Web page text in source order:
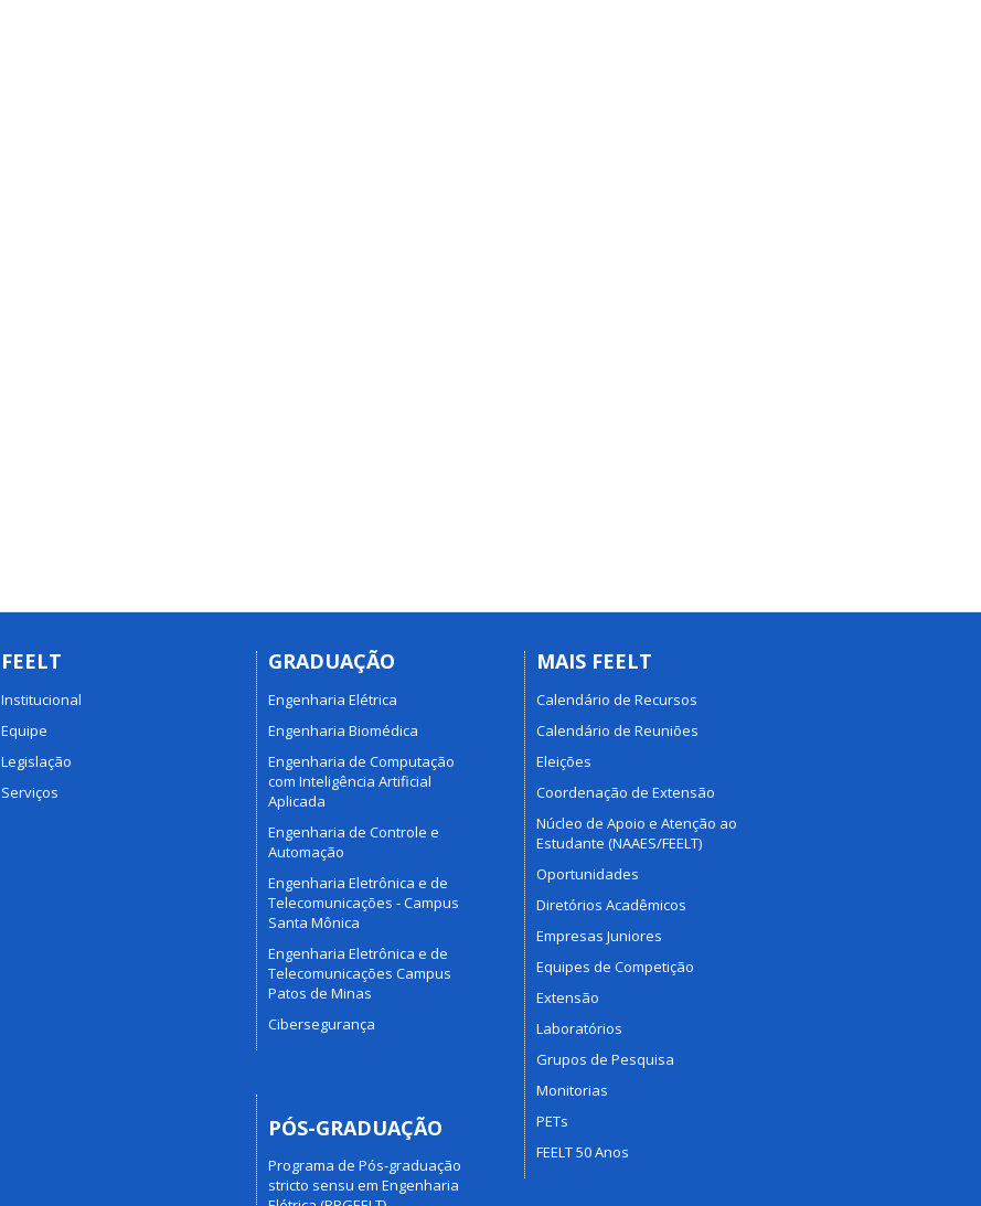
FEELT
Institucional
Equipe
Legislação
Serviços
GRADUAÇÃO
Engenharia Elétrica
Engenharia Biomédica
Engenharia de Computação
com Inteligência Artificial
Aplicada
Engenharia de Controle e
Automação
Engenharia Eletrônica e de
Telecomunicações - Campus
Santa Mônica
Engenharia Eletrônica e de
Telecomunicações Campus
Patos de Minas
Cibersegurança
PÓS-GRADUAÇÃO
Programa de Pós-graduação
stricto sensu em Engenharia
MAIS FEELT
Calendário de Recursos
Calendário de Reuniões
Eleições
Coordenação de Extensão
Núcleo de Apoio e Atenção ao
Estudante (NAAES/FEELT)
Oportunidades
Diretórios Acadêmicos
Empresas Juniores
Equipes de Competição
Extensão
Laboratórios
Grupos de Pesquisa
Monitorias
PETs
FEELT 50 Anos